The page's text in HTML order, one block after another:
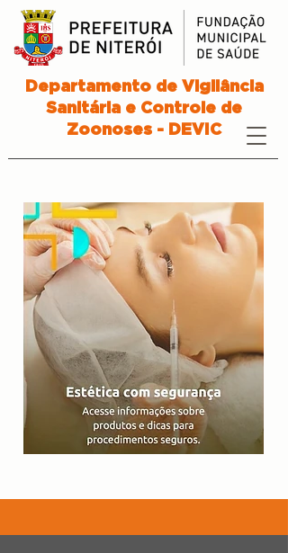
Departamento de Vigilância
Sanitária e Controle de
Zoonoses - DEVIC